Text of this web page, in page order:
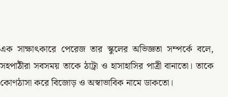
এক সাক্ষাৎকারে পেরেজ তার স্কুলের অভিজ্ঞতা সম্পর্কে বলে,
সহপাঠীরা সবসময় তাকে ঠাট্রা ও হাসাহাসির পাত্রী বানাতো। তাকে
কোণঠাসা করে বিজোড় ও অস্বাভাবিক নামে ডাকতো।